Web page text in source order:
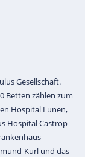
Gesellschaft.
Betten zählen zum
Hospital Lünen,
Hospital Castrop-
Kurl und das